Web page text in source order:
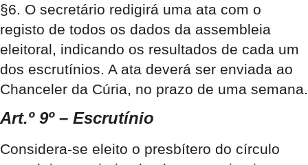
§6. O secretário redigirá uma ata com o
registo de todos os dados da assembleia
eleitoral, indicando os resultados de cada um
dos escrutínios. A ata deverá ser enviada ao
Chanceler da Cúria, no prazo de uma semana.
Art.º 9º – Escrutínio
Considera-se eleito o presbítero do círculo